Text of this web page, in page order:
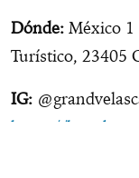
Dónde: México
Turístico, 23405
IG:
https://